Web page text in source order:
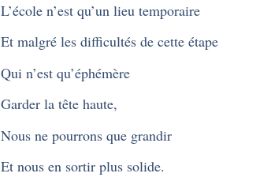
L’école n’est qu’un lieu temporaire
Et malgré les difficultés de cette étape
Qui n’est qu’éphémère
Garder la tête haute,
Nous ne pourrons que grandir
Et nous en sortir plus solide.